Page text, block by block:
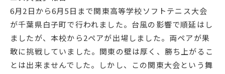
地域の皆様へ
同窓会
教育関係者の方へ
各種証明書発行
6月2日から6月5日まで関東高等学校ソフトテニス大会
が千葉県白子町で行われました。台風の影響で順延はし
ましたが、本校から2ペアが出場しました。両ペアが果
敢に挑戦していました。関東の壁は厚く、勝ち上がるこ
とは出来ませんでした。しかし、この関東大会という舞